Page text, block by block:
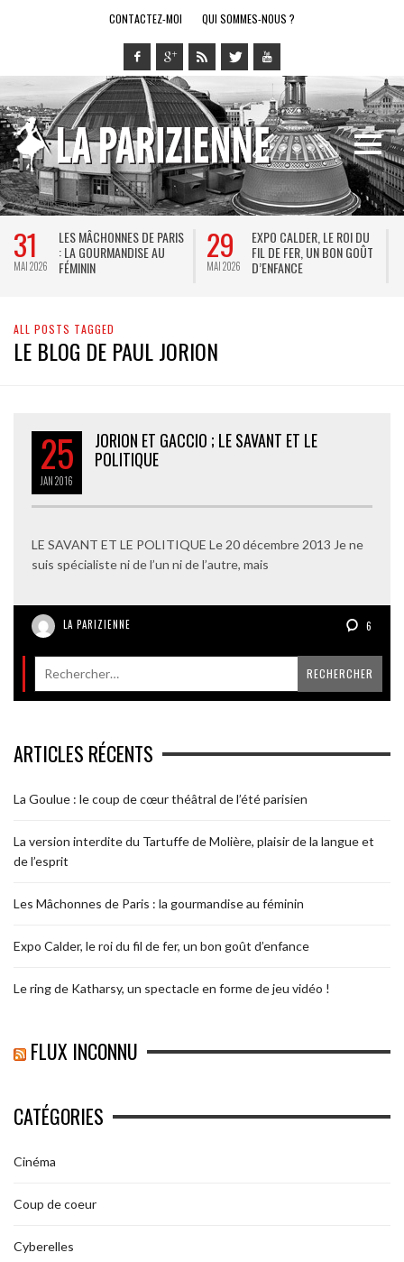
CONTACTEZ-MOI QUI SOMMES-NOUS ?
31
MAI 2026
LES MÂCHONNES DE PARIS
: LA GOURMANDISE AU
FÉMININ
29
MAI 2026
EXPO CALDER, LE ROI DU
FIL DE FER, UN BON GOÛT
D’ENFANCE
ALL POSTS TAGGED
LE BLOG DE PAUL JORION
25
JAN2016
JORION ET GACCIO ; LE SAVANT ET LE
POLITIQUE
LE SAVANT ET LE POLITIQUE Le 20 décembre 2013 Je ne
suis spécialiste ni de l’un ni de l’autre, mais
LA PARIZIENNE 6
ARTICLES RÉCENTS
La Goulue : le coup de cœur théâtral de l’été parisien
La version interdite du Tartuffe de Molière, plaisir de la langue et
de l’esprit
Les Mâchonnes de Paris : la gourmandise au féminin
Expo Calder, le roi du fil de fer, un bon goût d’enfance
Le ring de Katharsy, un spectacle en forme de jeu vidéo !
FLUX INCONNU
CATÉGORIES
Cinéma
Coup de coeur
Cyberelles